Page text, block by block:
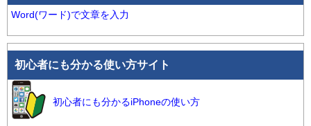
Word(ワード)で文章を入力
初心者にも分かる使い方サイト
初心者にも分かるiPhoneの使い方